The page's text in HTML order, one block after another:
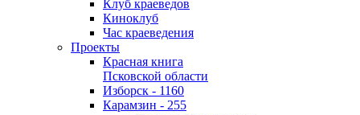
Клуб краеведов
Киноклуб
Час краеведения
Проекты
Красная книга
Псковской области
Изборск - 1160
Карамзин - 255